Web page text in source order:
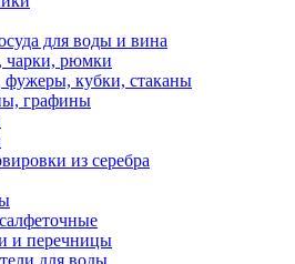
для воды и вина
чарки, рюмки
фужеры, кубки, стаканы
графины
из серебра
и перечницы
для воды